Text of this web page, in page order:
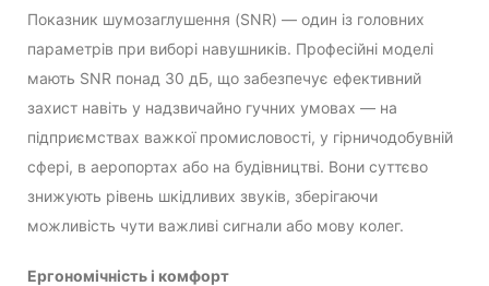
Показник шумозаглушення (SNR) — один із головних
параметрів при виборі навушників. Професійні моделі
мають SNR понад 30 дБ, що забезпечує ефективний
захист навіть у надзвичайно гучних умовах — на
підприємствах важкої промисловості, у гірничодобувній
сфері, в аеропортах або на будівництві. Вони суттєво
знижують рівень шкідливих звуків, зберігаючи
можливість чути важливі сигнали або мову колег.
Ергономічність і комфорт